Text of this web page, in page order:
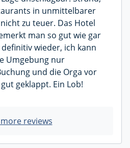
in unmittelbarer
zu teuer. Das Hotel
man so gut wie gar
wieder, ich kann
Umgebung nur
und die Orga vor
geklappt. Ein Lob!
reviews